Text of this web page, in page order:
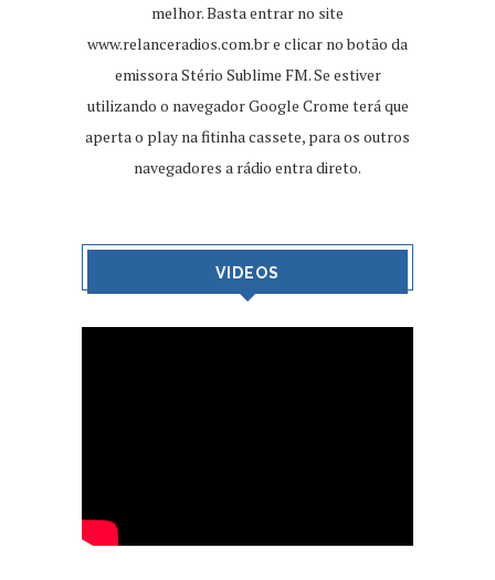
melhor. Basta entrar no site
www.relanceradios.com.bre clicar no botão da
emissora Stério Sublime FM. Se estiver
utilizando o navegador Google Crome terá que
aperta o play na fitinha cassete, para os outros
navegadores a rádio entra direto.
VIDEOS